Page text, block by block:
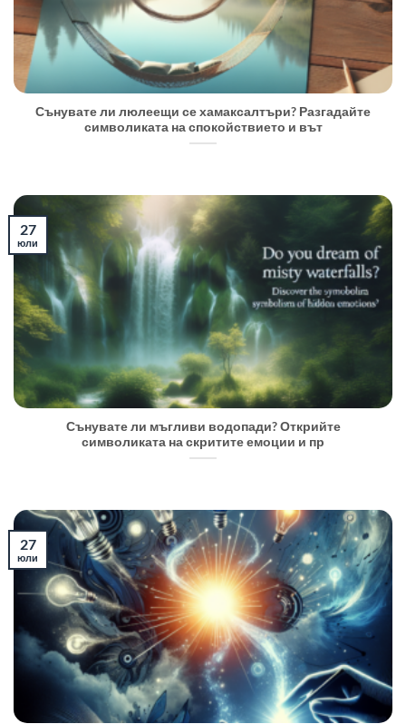
Сънувате ли люлеещи се хамаксалтъри? Разгадайте
символиката на спокойствието и вът
Сънувате ли мъгливи водопади? Открийте
символиката на скритите емоции и пр
27
юли
27
юли